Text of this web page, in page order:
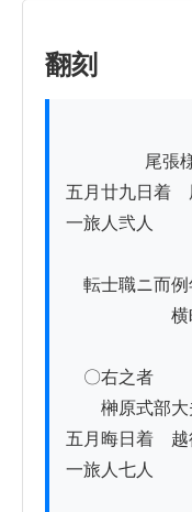
翻刻
五月廿九日着
一旅人弐人　
荷物
転士職ニ而例
横町
宿　
〇右之者
榊原式部大
五月晦日着　
一旅人七人　
荷持